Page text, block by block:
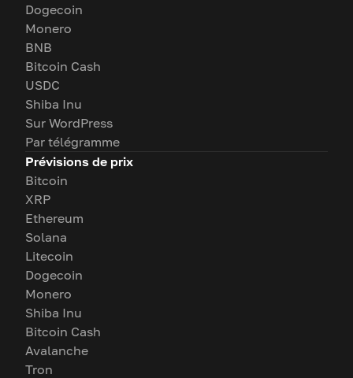
Dogecoin
Monero
BNB
Bitcoin Cash
USDC
Shiba Inu
Sur WordPress
Par télégramme
Prévisions de prix
Bitcoin
XRP
Ethereum
Solana
Litecoin
Dogecoin
Monero
Shiba Inu
Bitcoin Cash
Avalanche
Tron